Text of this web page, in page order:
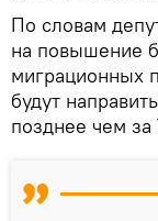
По словам
на повышение
миграционных
будут
позднее чем за